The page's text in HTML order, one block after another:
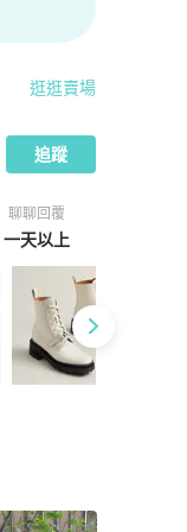
逛逛賣場
追蹤
聊聊回覆
一天以上